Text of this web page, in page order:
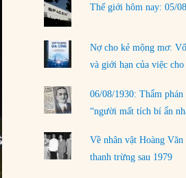
Thế giới hôm nay: 05/
Nợ cho kẻ mộng mơ:
và giới hạn của việc
06/08/1930: Thẩm
“người mất tích bí ẩn
Về nhân vật Hoàng Văn
thanh trừng sau 1979